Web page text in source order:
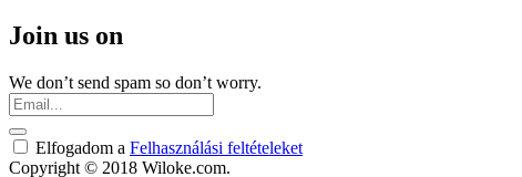
Join us on
We don’t send spam so don’t worry.
Elfogadom a Felhasználási feltételeket
Copyright © 2018 Wiloke.com.